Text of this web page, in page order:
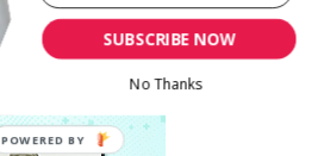
SUBSCRIBE NOW
No Thanks
POWERED BY